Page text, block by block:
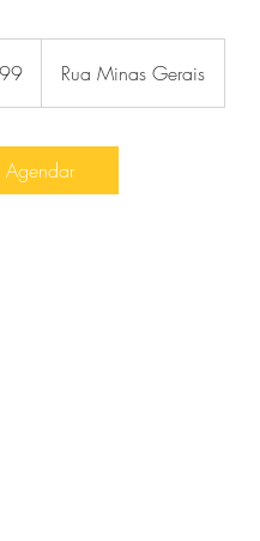
Rua Minas Gerais
Agendar